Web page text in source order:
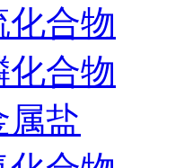
化合物
化合物
属盐